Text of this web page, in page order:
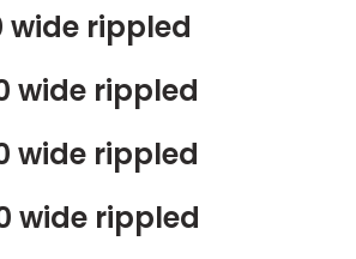
wide rippled
wide rippled
wide rippled
wide rippled